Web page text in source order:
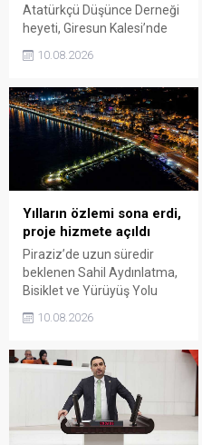
Atatürkçü Düşünce Derneği
heyeti, Giresun Kalesi’nde
Ağa’nın anıt mezarını
47. Gönüllü Giresun
Alaylarının Millî Mücadele’de
üstlendiği kritik rol ve
Giresun’un bağımsızlık
uğruna ödediği ağır bedel bir
kez daha gündeme taşındı.
10.08.2026
Yılların özlemi sona erdi,
proje hizmete açıldı
Piraziz’de uzun süredir
beklenen Sahil Aydınlatma,
Bisiklet ve Yürüyüş Yolu
açıldı. Yoğun katılımla
şeridine yeni bir kimlik
kazandıran projenin ilçenin
sosyal yaşamına önemli
katkı sağlaması bekleniyor.
10.08.2026